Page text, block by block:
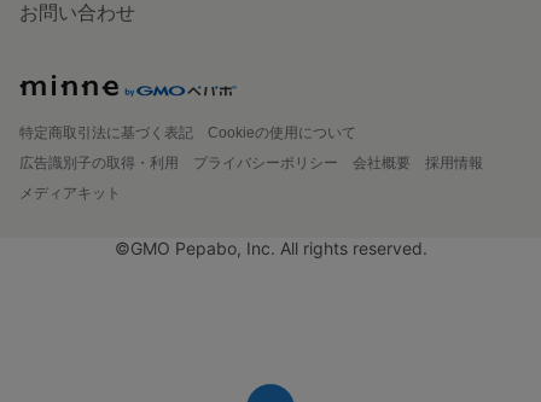
お問い合わせ
特定商取引法に基づく表記
Cookieの使用について
広告識別子の取得・利用
プライバシーポリシー 会社概要
採用情報
メディアキット
©GMO Pepabo, Inc. All rights reserved.